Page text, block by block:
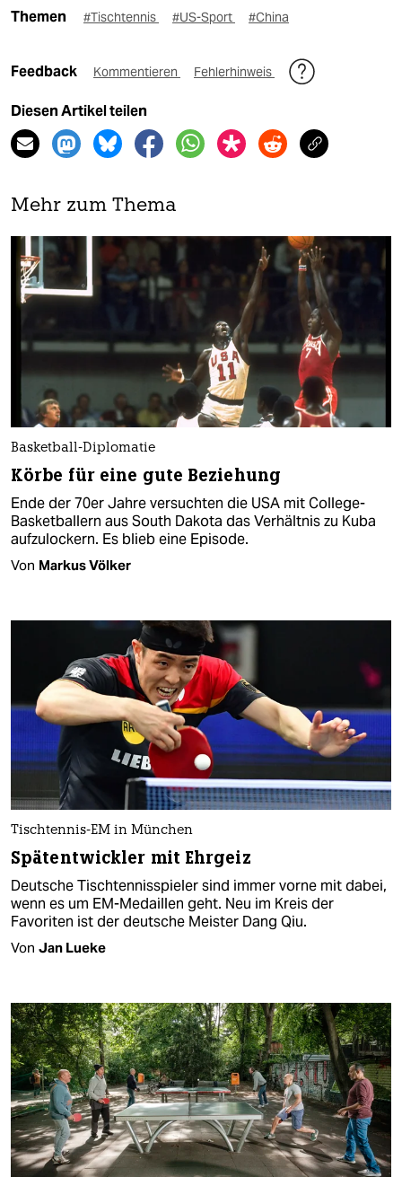
Themen #Tischtennis #US-Sport #China
Feedback Kommentieren Fehlerhinweis
Diesen Artikel teilen
Mehr zum Thema
Basketball-Diplomatie
Körbe für eine gute Beziehung
Ende der 70er Jahre versuchten die USA mit College-
Basketballern aus South Dakota das Verhältnis zu Kuba
aufzulockern. Es blieb eine Episode.
Von Markus Völker
Tischtennis-EM in München
Spätentwickler mit Ehrgeiz
Deutsche Tischtennisspieler sind immer vorne mit dabei,
wenn es um EM-Medaillen geht. Neu im Kreis der
Favoriten ist der deutsche Meister Dang Qiu.
Von Jan Lueke